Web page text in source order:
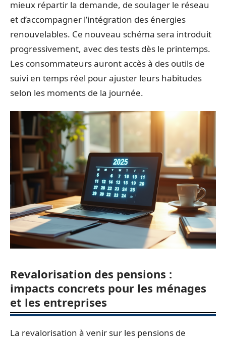
mieux répartir la demande, de soulager le réseau
et d’accompagner l’intégration des énergies
renouvelables. Ce nouveau schéma sera introduit
progressivement, avec des tests dès le printemps.
Les consommateurs auront accès à des outils de
suivi en temps réel pour ajuster leurs habitudes
selon les moments de la journée.
Revalorisation des pensions :
impacts concrets pour les ménages
et les entreprises
La revalorisation à venir sur les pensions de